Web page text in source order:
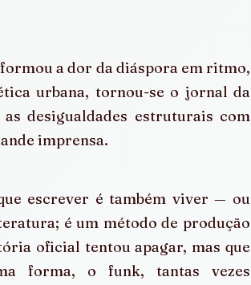
a dor da diáspora em ritmo,
urbana, tornou-se o jornal da
desigualdades estruturais com
imprensa.
escrever é também viver — ou
é um método de produção
oficial tentou apagar, mas que
forma, o funk, tantas vezes